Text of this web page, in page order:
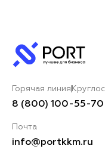
Горячая линия
8 (800) 100-55-70
Почта
info@portkkm.ru